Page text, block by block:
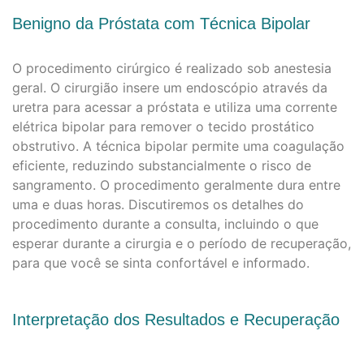
Benigno da Próstata com Técnica Bipolar
O procedimento cirúrgico é realizado sob anestesia
geral. O cirurgião insere um endoscópio através da
uretra para acessar a próstata e utiliza uma corrente
elétrica bipolar para remover o tecido prostático
obstrutivo. A técnica bipolar permite uma coagulação
eficiente, reduzindo substancialmente o risco de
sangramento. O procedimento geralmente dura entre
uma e duas horas. Discutiremos os detalhes do
procedimento durante a consulta, incluindo o que
esperar durante a cirurgia e o período de recuperação,
para que você se sinta confortável e informado.
Interpretação dos Resultados e Recuperação